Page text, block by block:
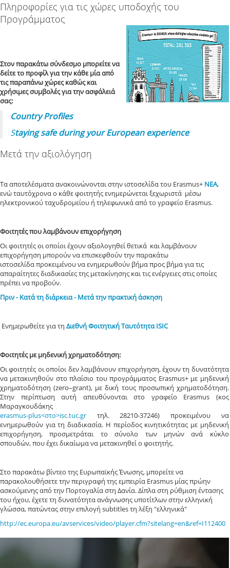
Πληροφορίες για τις χώρες υποδοχής του
Προγράμματος
Στον παρακάτω σύνδεσμο μπορείτε να
δείτε το προφίλ για την κάθε μία από
τις παραπάνω χώρες καθώς και
χρήσιμες συμβολές για την ασφάλειά
σας:
Country Profiles
Staying safe during your European experience
Μετά την αξιολόγηση
Τα αποτελέσματα ανακοινώνονται στην ιστοσελίδα του Erasmus+ ΝΕΑ,
ενώ ταυτόχρονα ο κάθε φοιτητής ενημερώνεται ξεχωριστά μέσω
ηλεκτρονικού ταχυδρομείου ή τηλεφωνικά από το γραφείο Erasmus.
Φοιτητές που λαμβάνουν επιχορήγηση
Οι φοιτητές οι οποίοι έχουν αξιολογηθεί θετικά και λαμβάνουν
επιχορήγηση μπορούν να επισκεφθούν την παρακάτω
ιστοσελίδα προκειμένου να ενημερωθούν βήμα προς βήμα για τις
απαραίτητες διαδικασίες της μετακίνησης και τις ενέργειες στις οποίες
πρέπει να προβούν.
Πριν - Κατά τη διάρκεια - Μετά την πρακτική άσκηση
Ενημερωθείτε για τη Διεθνή Φοιτητική Ταυτότητα ISIC
Φοιτητές με μηδενική χρηματοδότηση:
Οι φοιτητές οι οποίοι δεν λαμβάνουν επιχορήγηση, έχουν τη δυνατότητα
να μετακινηθούν στο πλαίσιο του προγράμματος Erasmus+ με μηδενική
χρηματοδότηση (zero–grant), με δική τους προσωπική χρηματοδότηση.
Στην περίπτωση αυτή απευθύνονται στο γραφείο Erasmus (κος
Μαραγκουδάκης
erasmus-plus<στο>isc.tuc.gr τηλ. 28210-37246) προκειμένου να
ενημερωθούν για τη διαδικασία. Η περίοδος κινητικότητας με μηδενική
επιχορήγηση, προσμετράται το σύνολο των μηνών ανά κύκλο
σπουδών, που έχει δικαίωμα να μετακινηθεί ο φοιτητής.
Στο παρακάτω βίντεο της Ευρωπαϊκής Ένωσης, μπορείτε να
παρακολουθήσετε την περιγραφή της εμπειρία Erasmus μίας πρώην
ασκούμενης από την Πορτογαλία στη Δανία. Δίπλα στη ρύθμιση έντασης
του ήχου, έχετε τη δυνατότητα ανάγνωσης υποτίτλων στην ελληνική
γλώσσα, πατώντας στην επιλογή subtitles τη λέξη "ελληνικά"
http://ec.europa.eu/avservices/video/player.cfm?sitelang=en&ref=I112400